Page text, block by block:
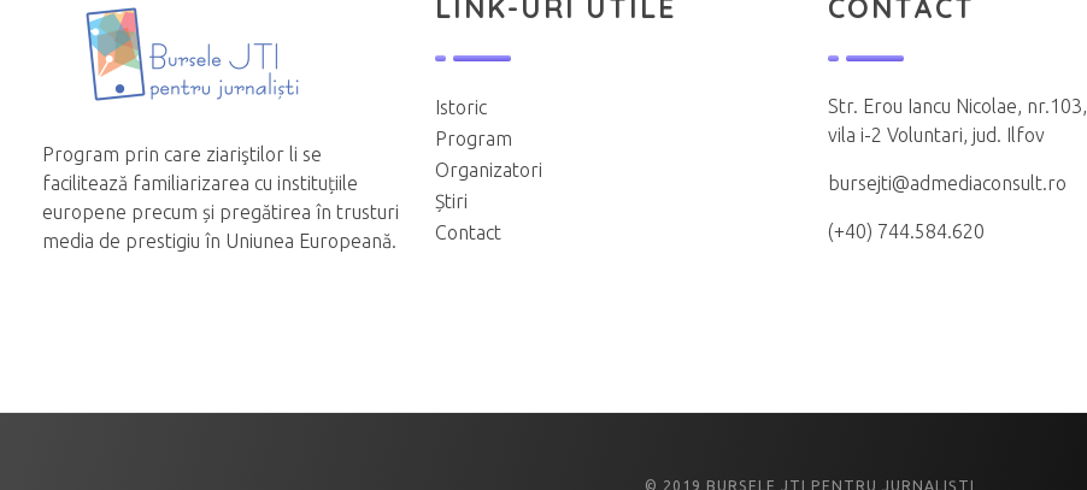
Program prin care ziariştilor li se
facilitează familiarizarea cu instituțiile
europene precum și pregătirea în trusturi
media de prestigiu în Uniunea Europeană.
LINK-URI UTILE
Istoric
Program
Organizatori
Știri
Contact
CONTACT
Str. Erou Iancu Nicolae, nr.103,
vila i-2 Voluntari, jud. Ilfov
bursejti@admediaconsult.ro
(+40) 744.584.620
© 2019 BURSELE JTI PENTRU JURNALIȘTI